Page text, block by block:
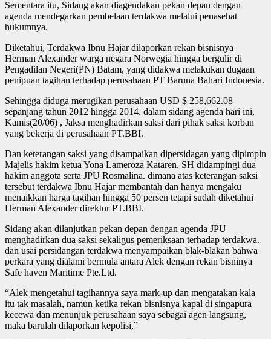
Sementara itu, Sidang akan diagendakan pekan depan dengan
agenda mendegarkan pembelaan terdakwa melalui penasehat
hukumnya.
Diketahui, Terdakwa Ibnu Hajar dilaporkan rekan bisnisnya
Herman Alexander warga negara Norwegia hingga bergulir di
Pengadilan Negeri(PN) Batam, yang didakwa melakukan dugaan
penipuan tagihan terhadap perusahaan PT Baruna Bahari Indonesia.
Sehingga diduga merugikan perusahaan USD $ 258,662.08
sepanjang tahun 2012 hingga 2014. dalam sidang agenda hari ini,
Kamis(20/06) , Jaksa menghadirkan saksi dari pihak saksi korban
yang bekerja di perusahaan PT.BBI.
Dan keterangan saksi yang disampaikan dipersidagan yang dipimpin
Majelis hakim ketua Yona Lameroza Kataren, SH didampingi dua
hakim anggota serta JPU Rosmalina. dimana atas keterangan saksi
tersebut terdakwa Ibnu Hajar membantah dan hanya mengaku
menaikkan harga tagihan hingga 50 persen tetapi sudah diketahui
Herman Alexander direktur PT.BBI.
Sidang akan dilanjutkan pekan depan dengan agenda JPU
menghadirkan dua saksi sekaligus pemeriksaan terhadap terdakwa.
dan usai persidangan terdakwa menyampaikan blak-blakan bahwa
perkara yang dialami bermula antara Alek dengan rekan bisninya
Safe haven Maritime Pte.Ltd.
“Alek mengetahui tagihannya saya mark-up dan mengatakan kala
itu tak masalah, namun ketika rekan bisnisnya kapal di singapura
kecewa dan menunjuk perusahaan saya sebagai agen langsung,
maka barulah dilaporkan kepolisi,”